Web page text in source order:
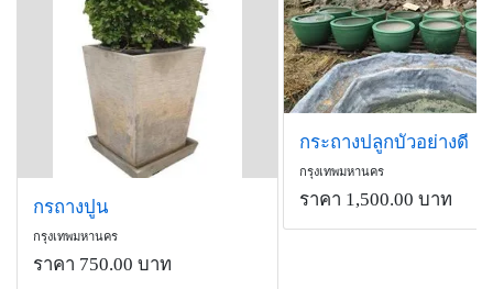
กรถางปูน
กรุงเทพมหานคร
ราคา 750.00 บาท
กระถางปลูกบัวอย่างดี
กรุงเทพมหานคร
ราคา 1,500.00 บาท